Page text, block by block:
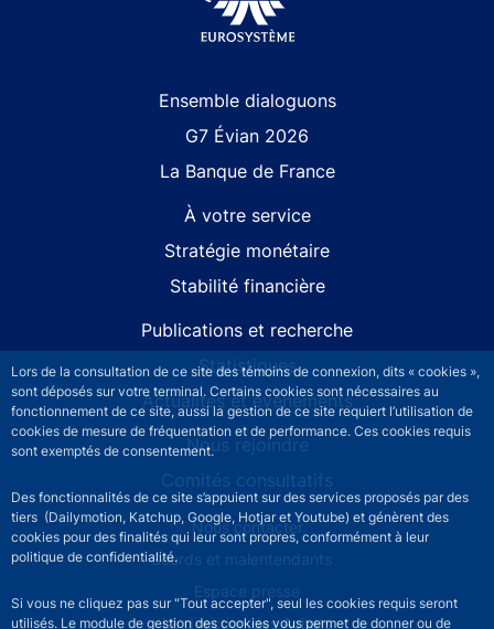
Lors de la consultation de ce site des témoins de connexion, dits « cookies »,
sont déposés sur votre terminal. Certains cookies sont nécessaires au
fonctionnement de ce site, aussi la gestion de ce site requiert l’utilisation de
cookies de mesure de fréquentation et de performance. Ces cookies requis
sont exemptés de consentement.
Des fonctionnalités de ce site s’appuient sur des services proposés par des
tiers (Dailymotion, Katchup, Google, Hotjar et Youtube) et génèrent des
cookies pour des finalités qui leur sont propres, conformément à leur
politique de confidentialité.
Si vous ne cliquez pas sur "Tout accepter", seul les cookies requis seront
utilisés. Le module de gestion des cookies vous permet de donner ou de
Ensemble dialoguons
G7 Évian 2026
La Banque de France
À votre service
Stratégie monétaire
Stabilité financière
Publications et recherche
Statistiques
Actualités et événements
Nous rejoindre
Comités consultatifs
Footer secondary menuNous contacter
Sourds et malentendants
Espace presse
La direction des Achats